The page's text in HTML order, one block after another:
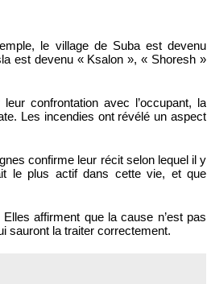
le village de Suba est devenu
est devenu « Ksalon », « Shoresh »
confrontation avec l’occupant, la
Les incendies ont révélé un aspect
confirme leur récit selon lequel il y
le plus actif dans cette vie, et que
affirment que la cause n’est pas
sauront la traiter correctement.